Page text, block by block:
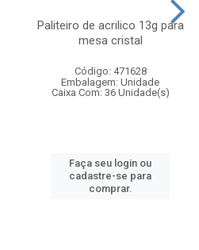
Paliteiro de acrilico 13g para
mesa cristal
Código: 471628
Embalagem: Unidade
Caixa Com: 36 Unidade(s)
Faça seu login ou
cadastre-se para
comprar.